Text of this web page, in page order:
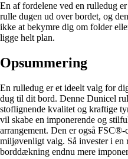
En af fordelene ved en rulledug
rulle dugen ud over bordet, og
ikke at bekymre dig om folder
ligge helt plan.
Opsummering
En rulledug er et ideelt valg for
dug til dit bord. Denne Dunicel
stoflignende kvalitet og kraftige
vil skabe en imponerende og
arrangement. Den er også
miljøvenligt valg. Så invester i en
borddækning endnu mere